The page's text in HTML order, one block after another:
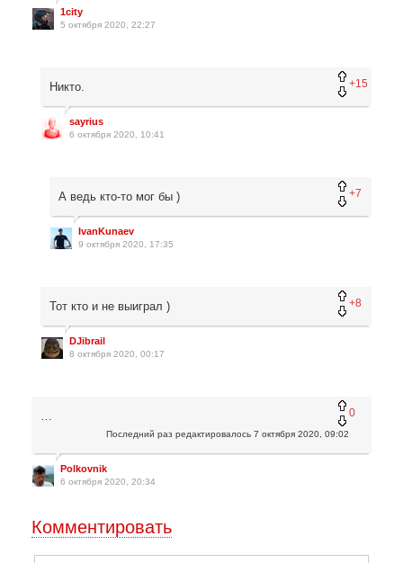
1city
5 октября 2020, 22:27
+15
Никто.
sayrius
6 октября 2020, 10:41
+7
А ведь кто-то мог бы )
IvanKunaev
9 октября 2020, 17:35
+8
Тот кто и не выиграл )
DJibrail
8 октября 2020, 00:17
0
…
Последний раз редактировалось 7 октября 2020, 09:02
Polkovnik
6 октября 2020, 20:34
Комментировать